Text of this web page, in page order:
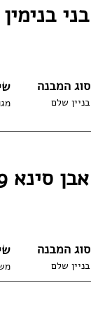
בני בנימין 8, הרצליה
סוג המבנה
בניין שלם
אבן סינא 7-9, חיפה
סוג המבנה
בניין שלם